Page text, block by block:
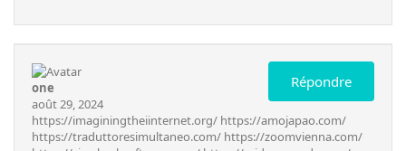
Répondre
one
août 29, 2024
https://imaginingtheiinternet.org/ https://amojapao.com/
https://traduttoresimultaneo.com/ https://zoomvienna.com/